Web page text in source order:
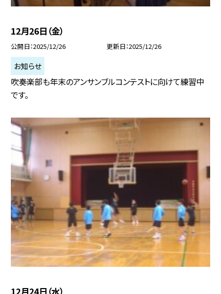
12月26日（金）
公開日 2025/12/26 更新日 2025/12/26
お知らせ
吹奏楽部も年末のアンサンブルコンテストに向けて練習中
です。
12月24日（水）